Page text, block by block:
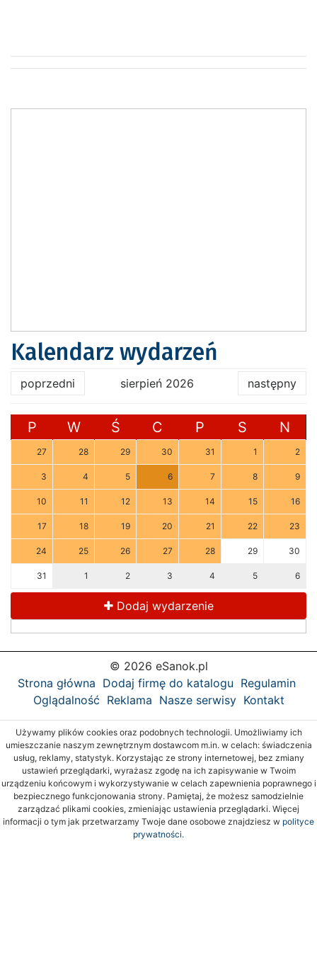
Kalendarz wydarzeń
poprzedni sierpień 2026 następny
P W Ś C P S N
27 28 29 30 31 1 2
3 4 5 6 7 8 9
10 11 12 13 14 15 16
17 18 19 20 21 22 23
24 25 26 27 28 29 30
31 1 2 3 4 5 6
Dodaj wydarzenie
© 2026 eSanok.pl
Strona główna Dodaj firmę do katalogu Regulamin
Oglądalność Reklama Nasze serwisy Kontakt
Używamy plików cookies oraz podobnych technologii. Umożliwiamy ich
umieszczanie naszym zewnętrznym dostawcom m.in. w celach: świadczenia
usług, reklamy, statystyk. Korzystając ze strony internetowej, bez zmiany
ustawień przeglądarki, wyrażasz zgodę na ich zapisywanie w Twoim
urządzeniu końcowym i wykorzystywanie w celach zapewnienia poprawnego i
bezpiecznego funkcjonowania strony. Pamiętaj, że możesz samodzielnie
zarządzać plikami cookies, zmieniając ustawienia przeglądarki. Więcej
informacji o tym jak przetwarzamy Twoje dane osobowe znajdziesz w polityce
prywatności.